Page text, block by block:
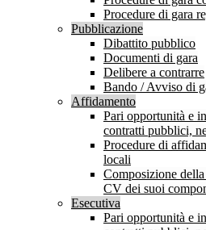
Procedure di gara
Pubblicazione
Dibattito pubblico
Documenti di gara
Delibere a contrarre
Bando / Avviso di
Affidamento
Pari opportunità e
contratti pubblici,
Procedure di
locali
Composizione
CV dei suoi
Esecutiva
Pari opportunità e